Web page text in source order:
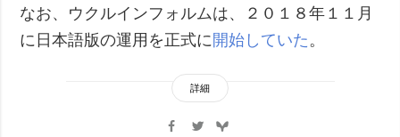
なお、ウクルインフォルムは、２０１８年１１月
に日本語版の運用を正式に 開始していた 。
詳細